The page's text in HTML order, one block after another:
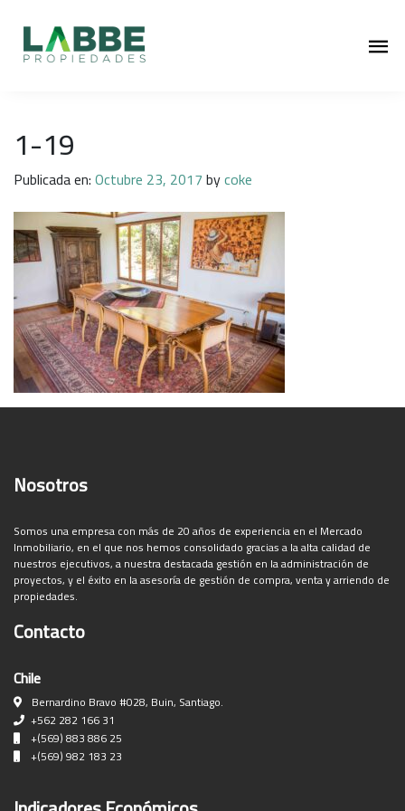
1-19
Publicada en:Octubre 23, 2017bycoke
Nosotros
Somos una empresa con más de 20 años de experiencia en el Mercado
Inmobiliario, en el que nos hemos consolidado gracias a la alta calidad de
nuestros ejecutivos, a nuestra destacada gestión en la administración de
proyectos, y el éxito en la asesoría de gestión de compra, venta y arriendo de
propiedades.
Contacto
Chile
Bernardino Bravo #028, Buin, Santiago.
+562 282 166 31
+(569) 883 886 25
+(569) 982 183 23